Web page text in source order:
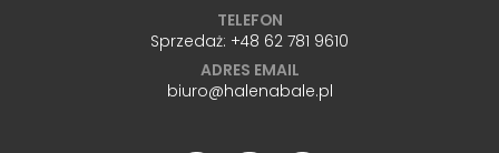
TELEFON
Sprzedaż: +48 62 781 9610
ADRES EMAIL
biuro@halenabale.pl